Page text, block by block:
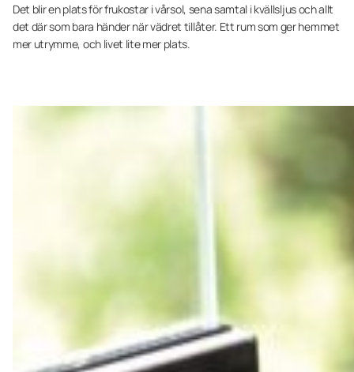
Det blir en plats för frukostar i vårsol, sena samtal i kvällsljus och allt
det där som bara händer när vädret tillåter. Ett rum som ger hemmet
mer utrymme, och livet lite mer plats.